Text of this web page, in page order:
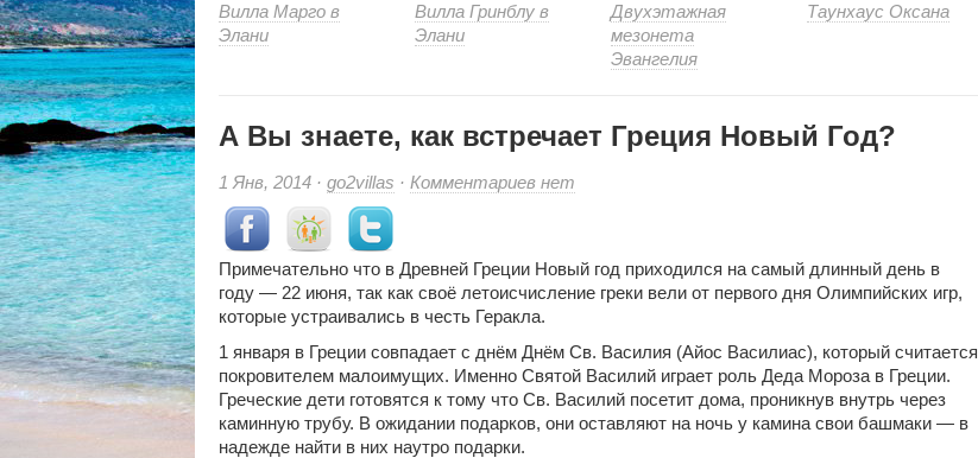
Вилла Марго в
Элани
Вилла Гринблу в
Элани
Двухэтажная
мезонета
Эвангелия
Таунхаус Оксана
А Вы знаете, как встречает Греция Новый Год?
1 Янв, 2014 · go2villas · Комментариевк
знаете,
как
встречает
Греция
Новый
Год?
нет
Примечательно что в Древней Греции Новый год приходился на самый длинный день в
году — 22 июня, так как своё летоисчисление греки вели от первого дня Олимпийских игр,
которые устраивались в честь Геракла.
1 января в Греции совпадает с днём Днём Св. Василия (Айос Василиас), который считается
покровителем малоимущих. Именно Святой Василий играет роль Деда Мороза в Греции.
Греческие дети готовятся к тому что Св. Василий посетит дома, проникнув внутрь через
каминную трубу. В ожидании подарков, они оставляют на ночь у камина свои башмаки — в
надежде найти в них наутро подарки.